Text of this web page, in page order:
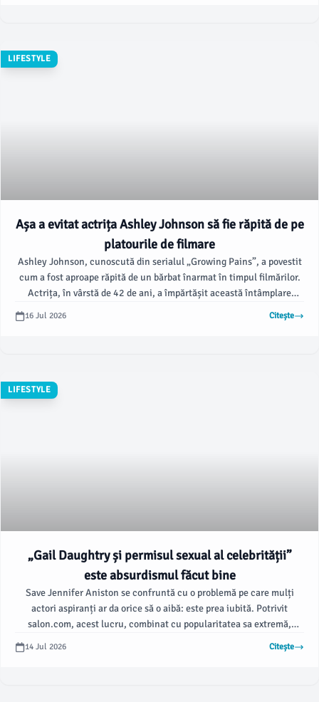
LIFESTYLE
Așa a evitat actrița Ashley Johnson să fie răpită de pe
platourile de filmare
Ashley Johnson, cunoscută din serialul „Growing Pains”, a povestit
cum a fost aproape răpită de un bărbat înarmat în timpul filmărilor.
Actrița, în vârstă de 42 de ani, a împărtășit această întâmplare
bărbat a apucat-o pe când se plimba cu mama ei, în timp ce publicul
16 Jul 2026 Citește
LIFESTYLE
„Gail Daughtry și permisul sexual al celebrității”
este absurdismul făcut bine
Save Jennifer Aniston se confruntă cu o problemă pe care mulți
actori aspiranți ar da orice să o aibă: este prea iubită. Potrivit
salon.com, acest lucru, combinat cu popularitatea sa extremă,
frumusețea incredibilă și dorința de a semna un contract cu Aveeno
14 Jul 2026 Citește